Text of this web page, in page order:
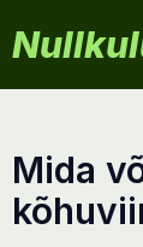
mida võib süüa